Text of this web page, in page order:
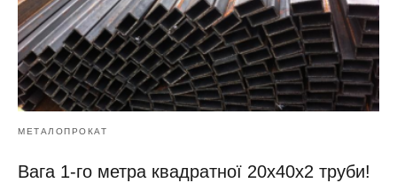
МЕТАЛОПРОКАТ
Вага 1-го метра квадратної 20х40х2 труби!